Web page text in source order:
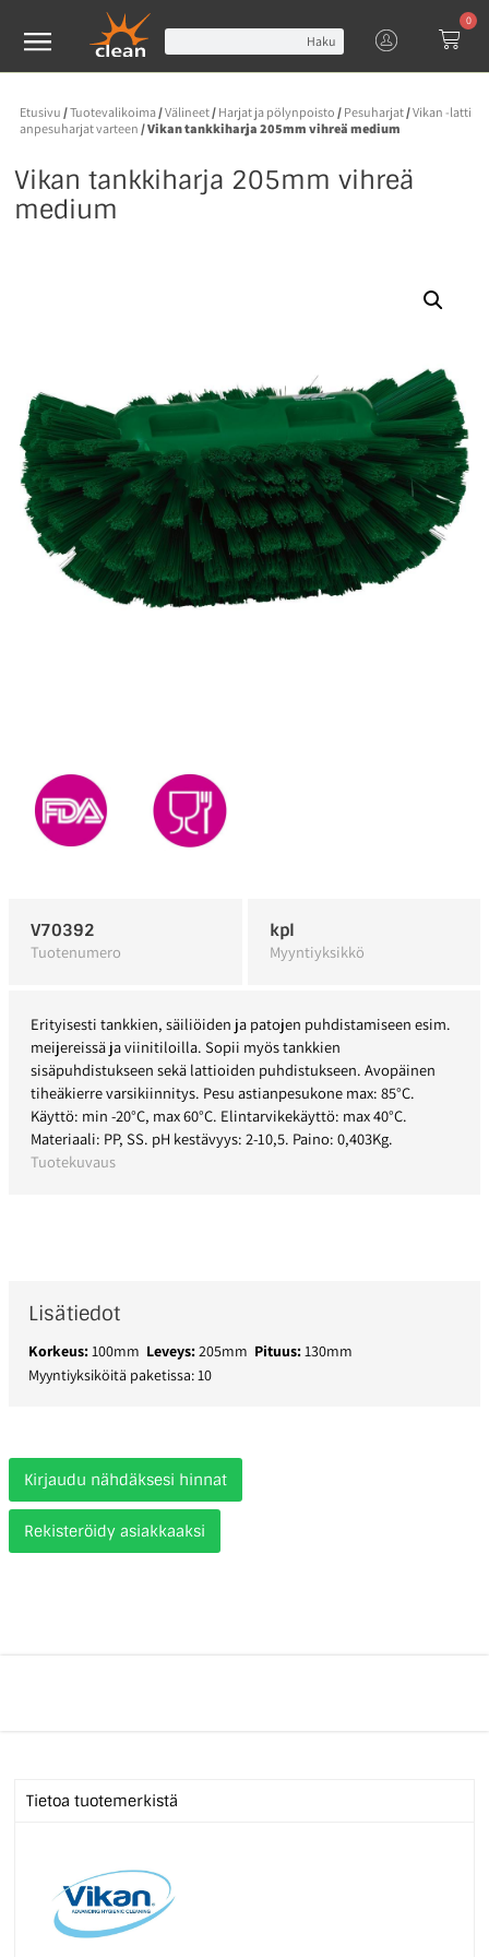
Haku
0
Etusivu /Tuotevalikoima/Välineet/ Harjat ja pölynpoisto / Pesuharjat/Vikan -latti
anpesuharjat varteen / Vikan tankkiharja 205mm vihreä medium
Vikan tankkiharja 205mm vihreä
medium
V70392
Tuotenumero
kpl
Myyntiyksikkö
Erityisesti tankkien, säiliöiden ja patojen puhdistamiseen esim.
meijereissä ja viinitiloilla. Sopii myös tankkien
sisäpuhdistukseen sekä lattioiden puhdistukseen. Avopäinen
tiheäkierre varsikiinnitys. Pesu astianpesukone max: 85°C.
Käyttö: min -20°C, max 60°C. Elintarvikekäyttö: max 40°C.
Materiaali: PP, SS. pH kestävyys: 2-10,5. Paino: 0,403Kg.
Tuotekuvaus
Lisätiedot
Korkeus:100mm Leveys:205mm Pituus:130mm
Myyntiyksiköitä paketissa: 10
Kirjaudu nähdäksesi hinnat
Rekisteröidy asiakkaaksi
Tietoa tuotemerkistä